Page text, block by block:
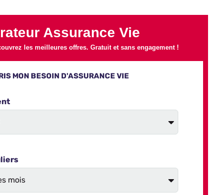
Assurance Vie
les meilleures offres. Gratuit et sans engagement !